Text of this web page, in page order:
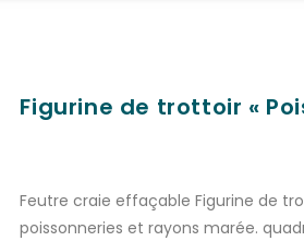
Figurine de trottoir «
Feutre craie effaçable Figurine de
poissonneries et rayons marée.